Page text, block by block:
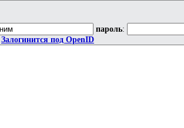
пароль:
Залогинится под OpenID